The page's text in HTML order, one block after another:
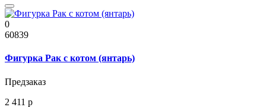
0
60839
Фигурка Рак с котом (янтарь)
Предзаказ
2 411 р